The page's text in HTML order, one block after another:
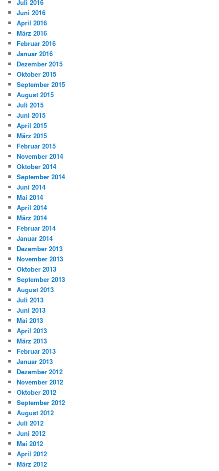
Juli 2016
Juni 2016
April 2016
März 2016
Februar 2016
Januar 2016
Dezember 2015
Oktober 2015
September 2015
August 2015
Juli 2015
Juni 2015
April 2015
März 2015
Februar 2015
November 2014
Oktober 2014
September 2014
Juni 2014
Mai 2014
April 2014
März 2014
Februar 2014
Januar 2014
Dezember 2013
November 2013
Oktober 2013
September 2013
August 2013
Juli 2013
Juni 2013
Mai 2013
April 2013
März 2013
Februar 2013
Januar 2013
Dezember 2012
November 2012
Oktober 2012
September 2012
August 2012
Juli 2012
Juni 2012
Mai 2012
April 2012
März 2012